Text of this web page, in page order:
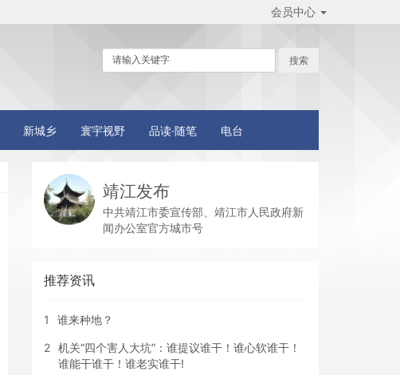
会员中心
新城乡 寰宇视野 品读·随笔 电台
靖江发布
中共靖江市委宣传部、靖江市人民政府新
闻办公室官方城市号
推荐资讯
1 谁来种地？
2 机关“四个害人大坑”：谁提议谁干！谁心软谁干！
谁能干谁干！谁老实谁干!